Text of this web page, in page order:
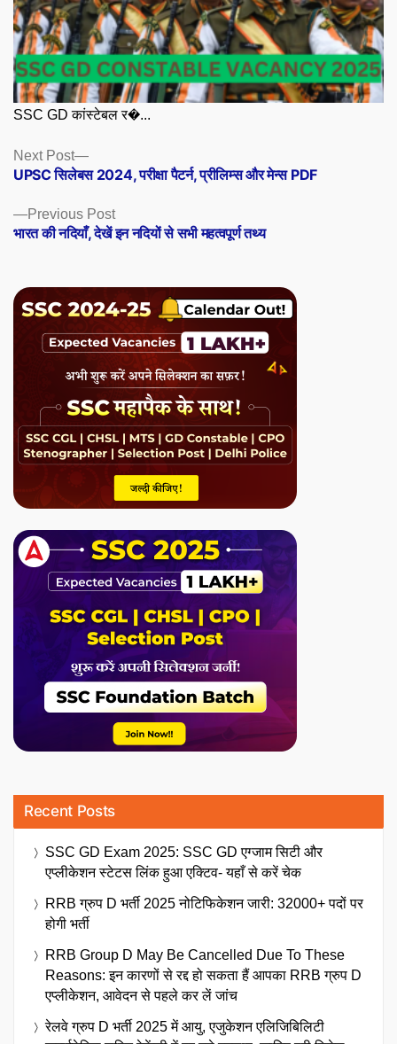
SSC GD कांस्टेबल र�...
Posts
navigation
Previous PostPrevious
post:
भारत की नदियाँ, देखें इन नदियों से सभी महत्वपूर्ण तथ्य
Next Post
Next
post:
UPSC सिलेबस 2024, परीक्षा पैटर्न, प्रीलिम्स और मेन्स PDF
Recent Posts
SSC GD Exam 2025: SSC GD एग्जाम सिटी और
एप्लीकेशन स्टेटस लिंक हुआ एक्टिव- यहाँ से करें चेक
RRB ग्रुप D भर्ती 2025 नोटिफिकेशन जारी: 32000+ पदों पर
होगी भर्ती
RRB Group D May Be Cancelled Due To These
Reasons: इन कारणों से रद्द हो सकता हैं आपका RRB ग्रुप D
एप्लीकेशन, आवेदन से पहले कर लें जांच
रेलवे ग्रुप D भर्ती 2025 में आयु, एजुकेशन एलिजिबिलिटी